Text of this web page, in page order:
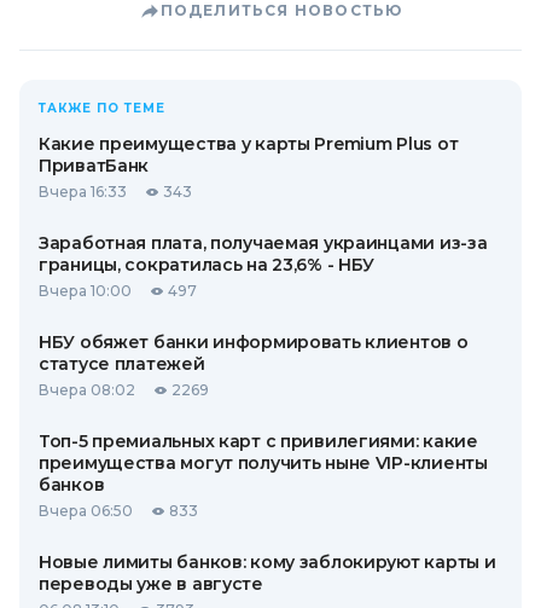
ПОДЕЛИТЬСЯ НОВОСТЬЮ
ТАКЖЕ ПО ТЕМЕ
Какие преимущества у карты Premium Plus от
ПриватБанк
Вчера 16:33 343
Заработная плата, получаемая украинцами из-за
границы, сократилась на 23,6% - НБУ
Вчера 10:00 497
НБУ обяжет банки информировать клиентов о
статусе платежей
Вчера 08:02 2269
Топ-5 премиальных карт с привилегиями: какие
преимущества могут получить ныне VIP-клиенты
банков
Вчера 06:50 833
Новые лимиты банков: кому заблокируют карты и
переводы уже в августе